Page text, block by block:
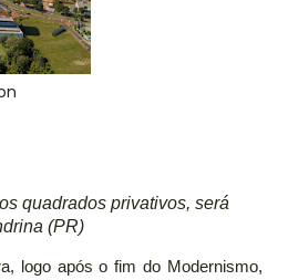
quadrados privativos, será
(PR)
logo após o fim do Modernismo,